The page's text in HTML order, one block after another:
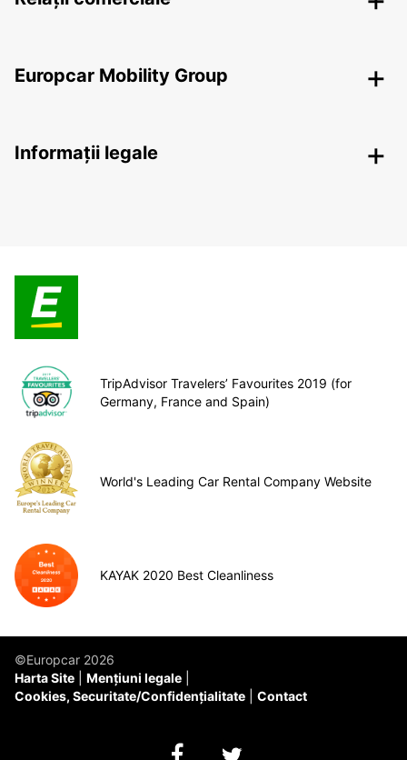
Europcar Mobility Group
Informații legale
TripAdvisor Travelers’ Favourites 2019 (for
Germany, France and Spain)
World's Leading Car Rental Company Website
KAYAK 2020 Best Cleanliness
©Europcar 2026
Harta Site
Mențiuni legale
Cookies, Securitate/Confidențialitate
Contact